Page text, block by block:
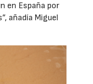
en España por
añadía Miguel